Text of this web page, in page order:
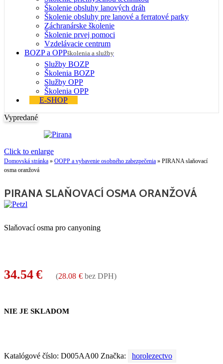
Školenie obsluhy lanových dráh
Školenie obsluhy pre lanové a ferratové parky
Záchranárske školenie
Školenie prvej pomoci
Vzdelávacie centrum
BOZP a OPPškolenia a služby
Služby BOZP
Školenia BOZP
Služby OPP
Školenia OPP
E-SHOP
Vypredané
Click to enlarge
Domovská stránka » OOPP a vybavenie osobného zabezpečenia » PIRANA slaňovací
osma oranžová
PIRANA SLAŇOVACÍ OSMA ORANŽOVÁ
Slaňovací osma pro canyoning
34.54€ (28.08 € bez DPH)
NIE JE SKLADOM
Katalógové číslo: D005AA00 Značka: horolezectvo